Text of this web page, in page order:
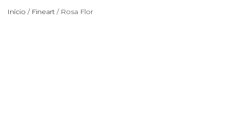
Início / Fineart / Rosa Flor